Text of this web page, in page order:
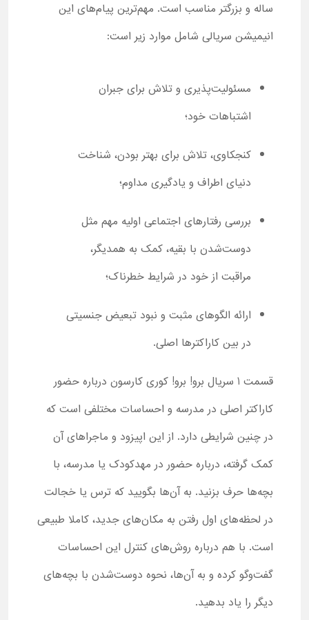
ساله و بزرگتر مناسب است. مهم‌ترین پیام‌های این
انیمیشن سریالی شامل موارد زیر است:
مسئولیت‌پذیری و تلاش برای جبران
اشتباهات خود؛
کنجکاوی، تلاش برای بهتر بودن، شناخت
دنیای اطراف و یادگیری مداوم؛
بررسی رفتارهای اجتماعی اولیه مهم مثل
دوست‌شدن با بقیه، کمک به همدیگر،
مراقبت از خود در شرایط خطرناک؛
ارائه الگوهای مثبت و نبود تبعیض جنسیتی
در بین کاراکترها اصلی.
قسمت 1 سریال برو! برو! کوری کارسون درباره حضور
کاراکتر اصلی در مدرسه و احساسات مختلفی است که
در چنین شرایطی دارد. از این اپیزود و ماجراهای آن
کمک گرفته، درباره حضور در مهدکودک یا مدرسه، با
بچه‌ها حرف بزنید. به آن‌ها بگویید که ترس یا خجالت
در لحظه‌های اول رفتن به مکان‌های جدید، کاملا طبیعی
است. با هم درباره روش‌های کنترل این احساسات
گفت‌وگو کرده و به آن‌ها، نحوه دوست‌شدن با بچه‌های
دیگر را یاد بدهید.